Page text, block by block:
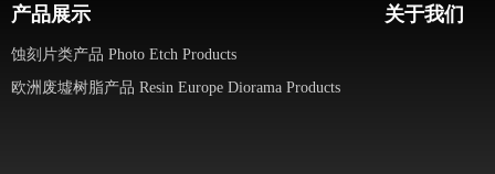
产品展示
蚀刻片类产品 Photo Etch Products
欧洲废墟树脂产品 Resin Europe Diorama Products
关于我们